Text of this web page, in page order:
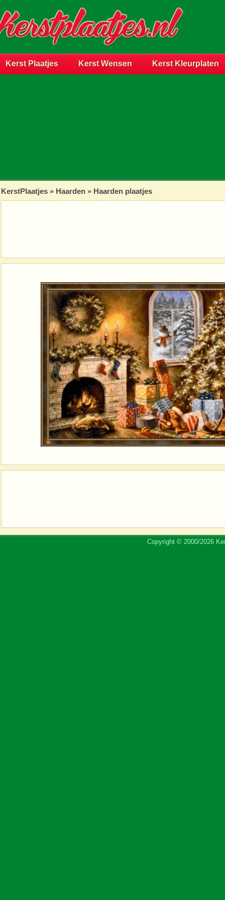
Kerst Plaatjes Kerst Wensen Kerst Kleurplaten
KerstPlaatjes » Haarden » Haarden plaatjes
Copyright © 2000/2026